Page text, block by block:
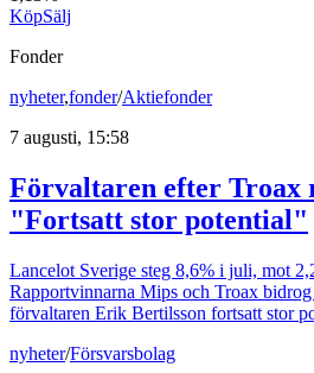
KöpSälj
Fonder
nyheter,fonder/Aktiefonder
7 augusti, 15:58
Förvaltaren efter Troax
"Fortsatt stor potential"
Lancelot Sverige steg 8,6% i juli, mot
Rapportvinnarna Mips och Troax
förvaltaren Erik Bertilsson fortsatt stor
nyheter/Försvarsbolag